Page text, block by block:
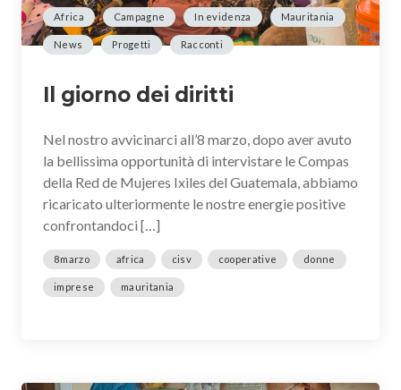
Africa Campagne In evidenza Mauritania
News Progetti Racconti
Il giorno dei diritti
Nel nostro avvicinarci all’8 marzo, dopo aver avuto
la bellissima opportunità di intervistare le Compas
della Red de Mujeres Ixiles del Guatemala, abbiamo
ricaricato ulteriormente le nostre energie positive
confrontandoci […]
8marzo africa cisv cooperative donne
imprese mauritania